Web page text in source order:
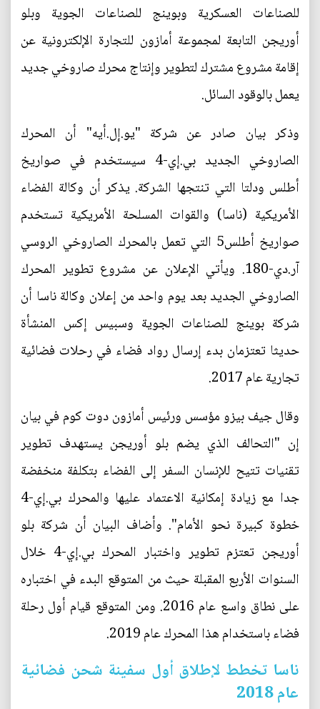
للصناعات العسكرية وبوينج للصناعات الجوية وبلو
أوريجن التابعة لمجموعة أمازون للتجارة الإلكترونية عن
إقامة مشروع مشترك لتطوير وإنتاج محرك صاروخي جديد
يعمل بالوقود السائل.
وذكر بيان صادر عن شركة "يو.إل.أيه" أن المحرك
الصاروخي الجديد بي.إي-4 سيستخدم في صواريخ
أطلس ودلتا التي تنتجها الشركة. يذكر أن وكالة الفضاء
الأمريكية (ناسا) والقوات المسلحة الأمريكية تستخدم
صواريخ أطلس5 التي تعمل بالمحرك الصاروخي الروسي
آر.دي-180. ويأتي الإعلان عن مشروع تطوير المحرك
الصاروخي الجديد بعد يوم واحد من إعلان وكالة ناسا أن
شركة بوينج للصناعات الجوية وسبيس إكس المنشأة
حديثا تعتزمان بدء إرسال رواد فضاء في رحلات فضائية
تجارية عام 2017.
وقال جيف بيزو مؤسس ورئيس أمازون دوت كوم في بيان
إن "التحالف الذي يضم بلو أوريجن يستهدف تطوير
تقنيات تتيح للإنسان السفر إلى الفضاء بتكلفة منخفضة
جدا مع زيادة إمكانية الاعتماد عليها والمحرك بي.إي-4
خطوة كبيرة نحو الأمام". وأضاف البيان أن شركة بلو
أوريجن تعتزم تطوير واختبار المحرك بي.إي-4 خلال
السنوات الأربع المقبلة حيث من المتوقع البدء في اختباره
على نطاق واسع عام 2016. ومن المتوقع قيام أول رحلة
فضاء باستخدام هذا المحرك عام 2019.
ناسا تخطط لإطلاق أول سفينة شحن فضائية
عام 2018